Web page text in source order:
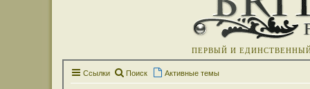
ПЕРВЫЙ И
Ссылки Поиск Активные темы